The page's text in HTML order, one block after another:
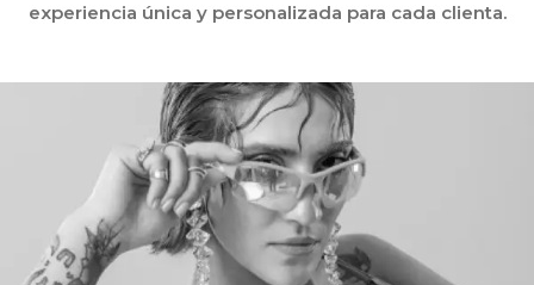
experiencia única y personalizada para cada clienta.